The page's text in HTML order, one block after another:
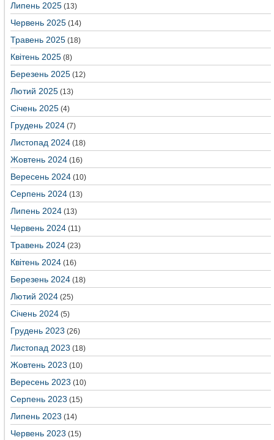
Липень 2025 (13)
Червень 2025 (14)
Травень 2025 (18)
Квітень 2025 (8)
Березень 2025 (12)
Лютий 2025 (13)
Січень 2025 (4)
Грудень 2024 (7)
Листопад 2024 (18)
Жовтень 2024 (16)
Вересень 2024 (10)
Серпень 2024 (13)
Липень 2024 (13)
Червень 2024 (11)
Травень 2024 (23)
Квітень 2024 (16)
Березень 2024 (18)
Лютий 2024 (25)
Січень 2024 (5)
Грудень 2023 (26)
Листопад 2023 (18)
Жовтень 2023 (10)
Вересень 2023 (10)
Серпень 2023 (15)
Липень 2023 (14)
Червень 2023 (15)